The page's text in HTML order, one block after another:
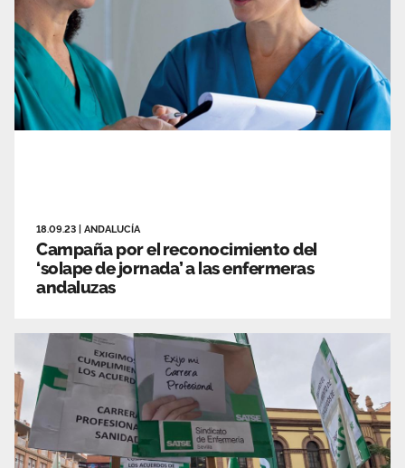
18.09.23 ANDALUCÍA
Campaña por el reconocimiento del
‘solape de jornada’ a las enfermeras
andaluzas